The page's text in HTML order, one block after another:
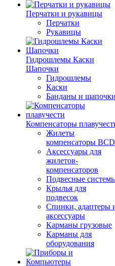
Перчатки и рукавицы
Перчатки
Рукавицы
Гидрошлемы Каски
Шапочки
Гидрошлемы
Каски
Банданы и шапочки
Компенсаторы
Жилеты
компенсаторы BCD
Аксессуары для
жилетов-
компенсаторов
Подвесные
Крылья для
подвесок
Спинки, адаптеры
аксессуары
Карманы грузовые
Карманы для
оборудования